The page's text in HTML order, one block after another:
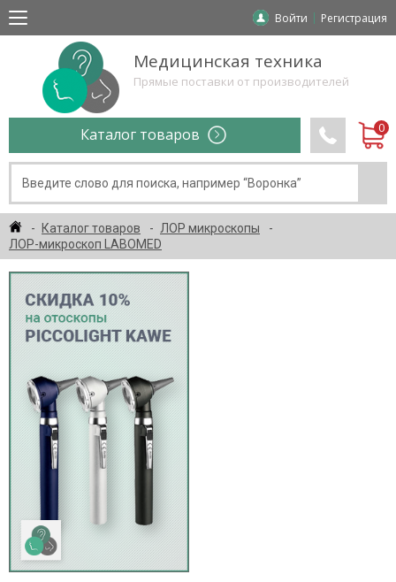
Войти Регистрация
Медицинская техника
Прямые поставки от производителей
Каталог товаров
Каталог товаров
ЛОР микроскопы
ЛОР-микроскоп LABOMED